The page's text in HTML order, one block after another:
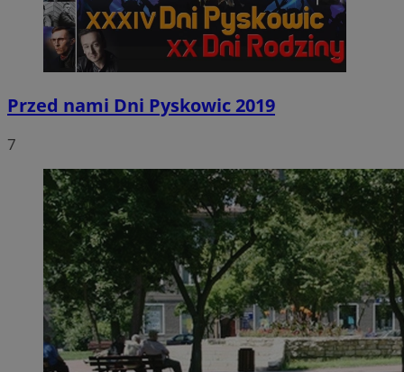
Przed nami Dni Pyskowic 2019
7